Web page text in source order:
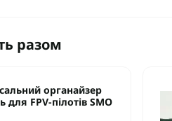
разом
органайзер
для FPV-пілотів SMO